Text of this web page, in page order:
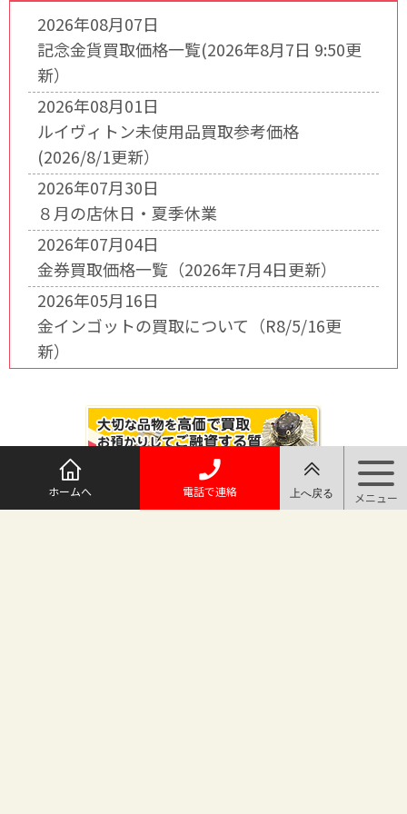
2026年08月07日
記念金貨買取価格一覧(2026年8月7日 9:50更
新）
2026年08月01日
ルイヴィトン未使用品買取参考価格
(2026/8/1更新）
2026年07月30日
８月の店休日・夏季休業
2026年07月04日
金券買取価格一覧（2026年7月4日更新）
2026年05月16日
金インゴットの買取について（R8/5/16更
新）
ホームへ 電話で連絡